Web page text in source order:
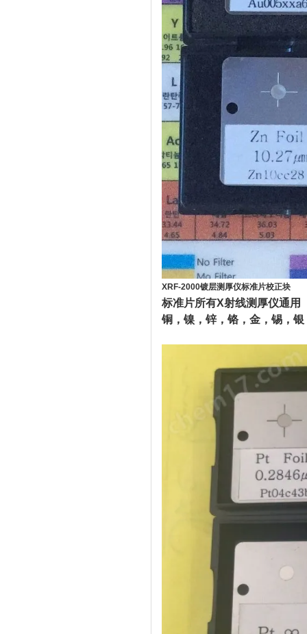
XRF-2000镀层测厚仪标准片校正块
标准片所有X射线测厚仪通用
铜，镍，锌，铬，金，锡，